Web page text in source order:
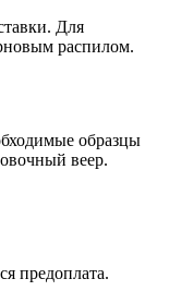
Для
распилом.
образцы
веер.
предоплата.